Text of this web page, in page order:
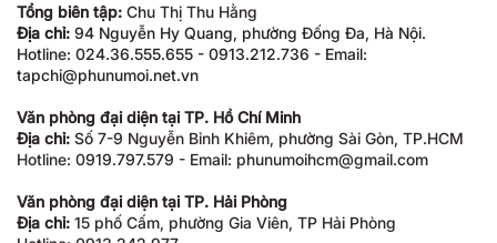
Tổng biên tập: Chu Thị Thu Hằng
Địa chỉ: 94 Nguyễn Hy Quang, phường Đống Đa, Hà Nội.
Hotline: 024.36.555.655 - 0913.212.736 - Email:
tapchi@phunumoi.net.vn
Văn phòng đại diện tại TP. Hồ Chí Minh
Địa chỉ: Số 7-9 Nguyễn Bỉnh Khiêm, phường Sài Gòn, TP.HCM
Hotline: 0919.797.579 - Email: phunumoihcm@gmail.com
Văn phòng đại diện tại TP. Hải Phòng
Địa chỉ: 15 phố Cấm, phường Gia Viên, TP Hải Phòng